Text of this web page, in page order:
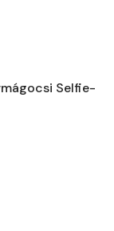
Selfie-